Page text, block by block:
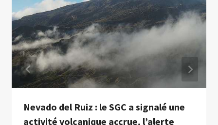
Nevado del Ruiz : le SGC a signalé une
activité volcanique accrue, l’alerte